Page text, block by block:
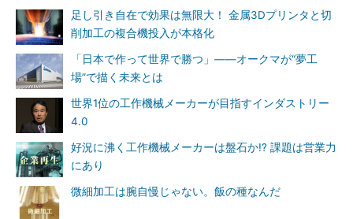
足し引き自在で効果は無限大！ 金属3Dプリンタと切
削加工の複合機投入が本格化
「日本で作って世界で勝つ」――オークマが“夢工
場”で描く未来とは
世界1位の工作機械メーカーが目指すインダストリー
4.0
好況に沸く工作機械メーカーは盤石か!? 課題は営業力
にあり
微細加工は腕自慢じゃない。飯の種なんだ